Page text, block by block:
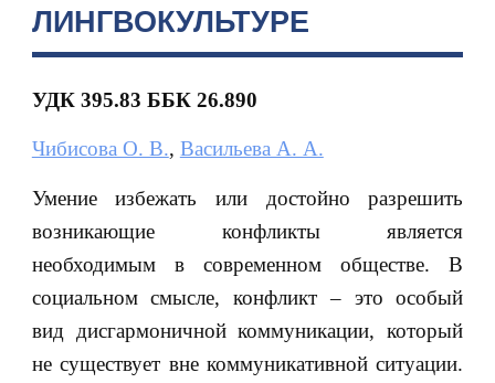
ЛИНГВОКУЛЬТУРЕ
УДК 395.83 ББК 26.890
Чибисова О. В., Васильева А. А.
Умение избежать или достойно разрешить
возникающие конфликты является
необходимым в современном обществе. В
социальном смысле, конфликт ‒ это особый
вид дисгармоничной коммуникации, который
не существует вне коммуникативной ситуации.